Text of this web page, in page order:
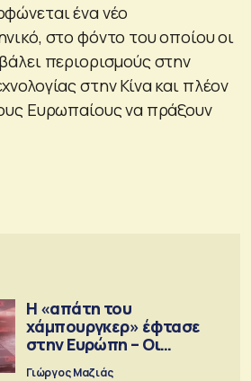
ένα νέο
στο φόντο του οποίου οι
περιορισμούς στην
στην Κίνα και πλέον
Ευρωπαίους να πράξουν
Η «απάτη του
χάμπουργκερ» έφτασε
στην Ευρώπη – Οι
προειδοποιήσεις
Γιώργος Μαζιάς